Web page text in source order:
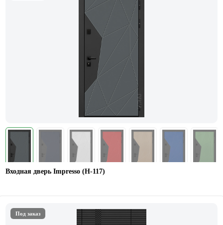
Входная дверь Impresso (H-117)
Под заказ